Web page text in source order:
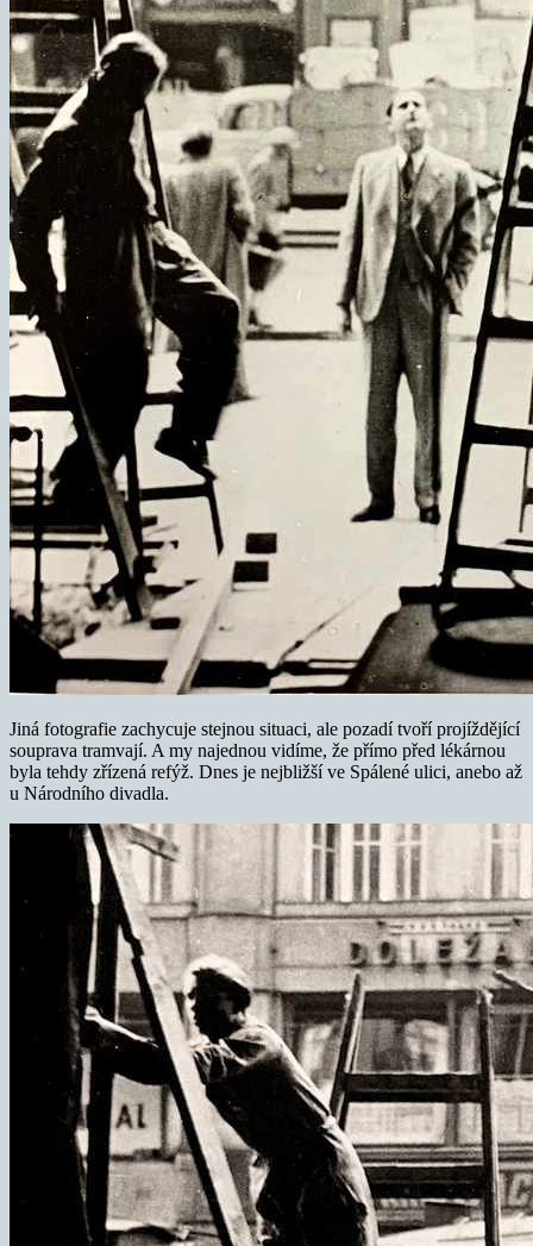
Jiná fotografie zachycuje stejnou situaci, ale pozadí tvoří projíždějící
souprava tramvají. A my najednou vidíme, že přímo před lékárnou
byla tehdy zřízená refýž. Dnes je nejbližší ve Spálené ulici, anebo až
u Národního divadla.